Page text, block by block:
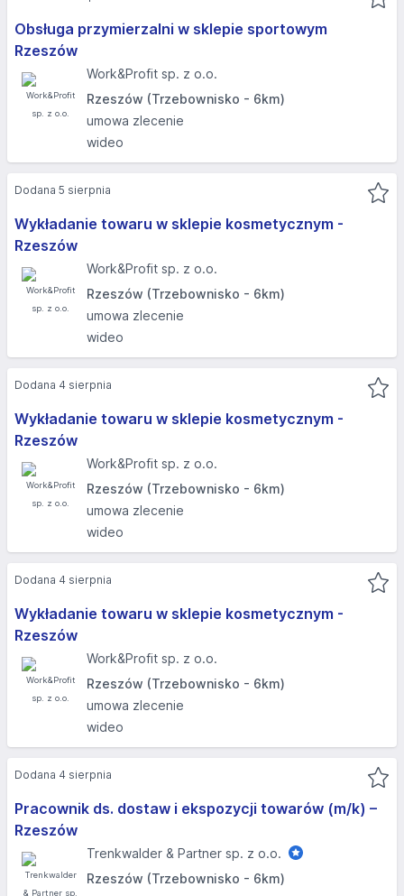
Obsługa przymierzalni w sklepie sportowym
Rzeszów
Work&Profit sp. z o.o.
Rzeszów (Trzebownisko - 6km)
umowa zlecenie
wideo
Wykładanie towaru w sklepie kosmetycznym -
Rzeszów
Work&Profit sp. z o.o.
Rzeszów (Trzebownisko - 6km)
umowa zlecenie
wideo
Dodana 5 sierpnia
Wykładanie towaru w sklepie kosmetycznym -
Rzeszów
Work&Profit sp. z o.o.
Rzeszów (Trzebownisko - 6km)
umowa zlecenie
wideo
Dodana 4 sierpnia
Wykładanie towaru w sklepie kosmetycznym -
Rzeszów
Work&Profit sp. z o.o.
Rzeszów (Trzebownisko - 6km)
umowa zlecenie
wideo
Dodana 4 sierpnia
Pracownik ds. dostaw i ekspozycji towarów (m/k) –
Rzeszów
Trenkwalder & Partner sp. z o.o.
Rzeszów (Trzebownisko - 6km)
Dodana 4 sierpnia